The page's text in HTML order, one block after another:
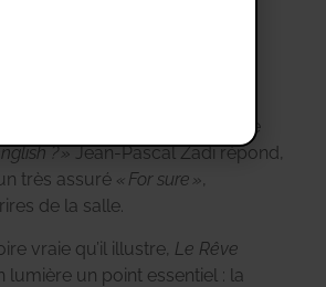
sur une note de légèreté
en anglais par une spectatrice
? »Jean-Pascal Zadi répond,
très assuré « For sure »,
de la salle.
vraie qu’il illustre, Le Rêve
lumière un point essentiel : la